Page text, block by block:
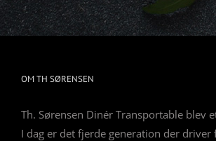
OM TH SØRENSEN
Th. Sørensen Dinér Transportable blev
I dag er det fjerde generation der